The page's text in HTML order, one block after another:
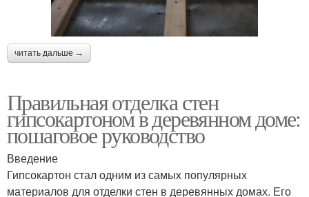
читать дальше →
Правильная отделка стен
гипсокартоном в деревянном доме:
пошаговое руководство
Введение
Гипсокартон стал одним из самых популярных
материалов для отделки стен в деревянных домах. Его